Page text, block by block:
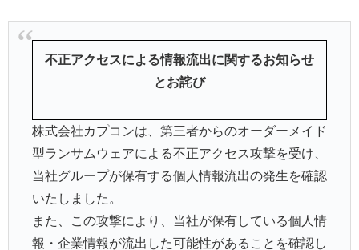
不正アクセスによる情報流出に関するお知らせ
とお詫び
株式会社カプコンは、第三者からのオーダーメイド
型ランサムウェアによる不正アクセス攻撃を受け、
当社グループが保有する個人情報流出の発生を確認
いたしました。
また、この攻撃により、当社が保有している個人情
報・企業情報が流出した可能性があることを確認し